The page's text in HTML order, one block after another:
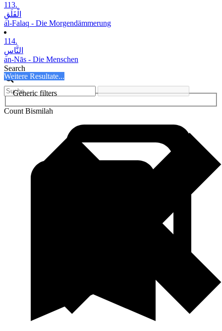
113.
الْفَلَقِ
al-Falaq - Die Morgendämmerung
114.
النَّاسِ
an-Nās - Die Menschen
Search
Weitere Resultate...
Generic filters
Count Bismilah